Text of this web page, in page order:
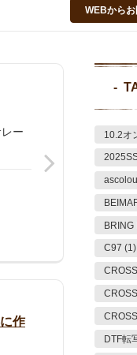
WEBから
ー
作
10.2オ
BRING
C97 (1)
DTF転